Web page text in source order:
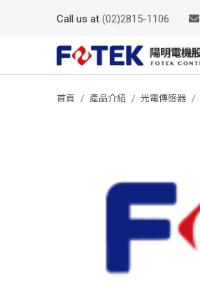
Call us at (02)2815-1106
首頁 產品介紹 光電傳感器